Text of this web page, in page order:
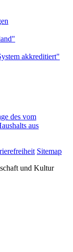
des vom
aus
Sitemap
und Kultur